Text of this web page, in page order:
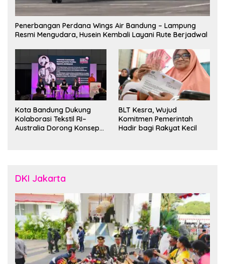
Penerbangan Perdana Wings Air Bandung – Lampung
Resmi Mengudara, Husein Kembali Layani Rute Berjadwal
Kota Bandung Dukung
Kolaborasi Tekstil RI–
Australia Dorong Konsep
BLT Kesra, Wujud
Komitmen Pemerintah
Hadir bagi Rakyat Kecil
DKI Jakarta